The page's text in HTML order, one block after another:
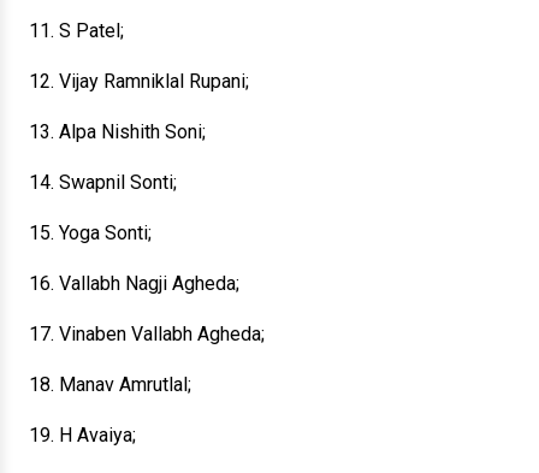
11. S Patel;
12. Vijay Ramniklal Rupani;
13. Alpa Nishith Soni;
14. Swapnil Sonti;
15. Yoga Sonti;
16. Vallabh Nagji Agheda;
17. Vinaben Vallabh Agheda;
18. Manav Amrutlal;
19. H Avaiya;